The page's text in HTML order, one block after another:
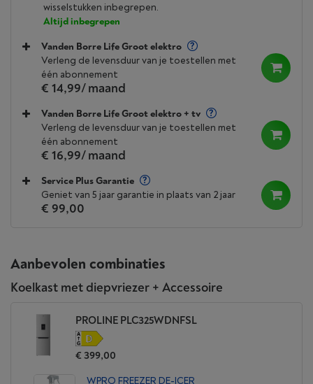
wisselstukken inbegrepen.
Altijd inbegrepen
Vanden Borre Life Groot elektro
Verleng de levensduur van je toestellen met
één abonnement
€ 14,99/ maand
Vanden Borre Life Groot elektro + tv
Verleng de levensduur van je toestellen met
één abonnement
€ 16,99/ maand
Service Plus Garantie
Geniet van 5 jaar garantie in plaats van 2 jaar
€ 99,00
Aanbevolen combinaties
Koelkast met diepvriezer + Accessoire
PROLINE PLC325WDNFSL
€ 399,00
WPRO FREEZER DE-ICER